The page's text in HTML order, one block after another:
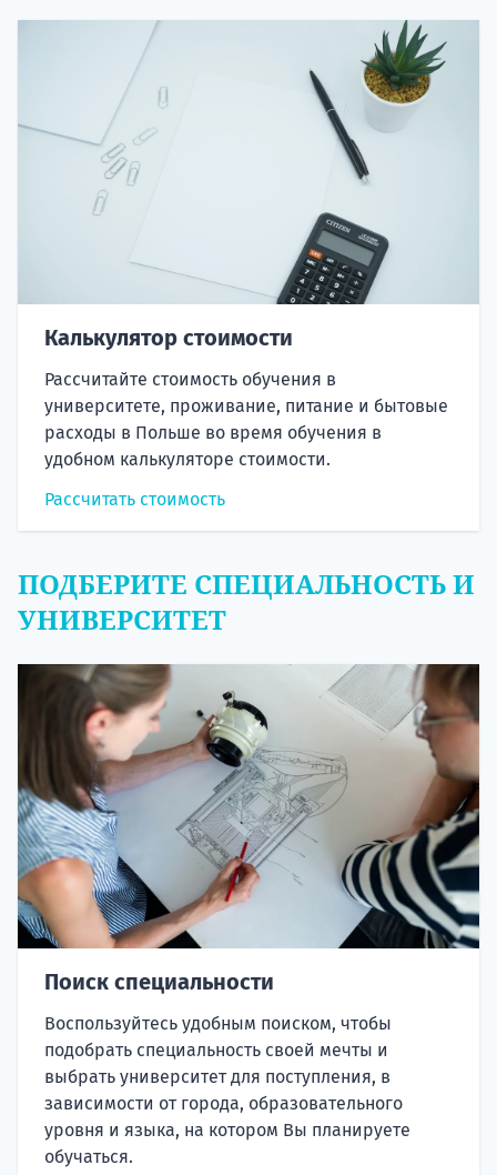
Калькулятор стоимости
Рассчитайте стоимость обучения в
университете, проживание, питание и бытовые
расходы в Польше во время обучения в
удобном калькуляторе стоимости.
Рассчитать стоимость
ПОДБЕРИТЕ СПЕЦИАЛЬНОСТЬ И
УНИВЕРСИТЕТ
Поиск специальности
Воспользуйтесь удобным поиском, чтобы
подобрать специальность своей мечты и
выбрать университет для поступления, в
зависимости от города, образовательного
уровня и языка, на котором Вы планируете
обучаться.